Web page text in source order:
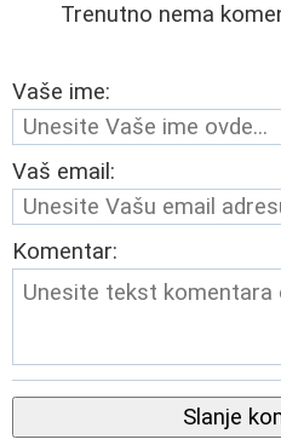
Trenutno nema
Vaše ime:
Vaš email:
Komentar:
Slanje